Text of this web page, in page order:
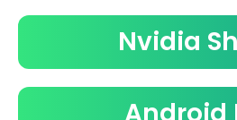
Nvidia